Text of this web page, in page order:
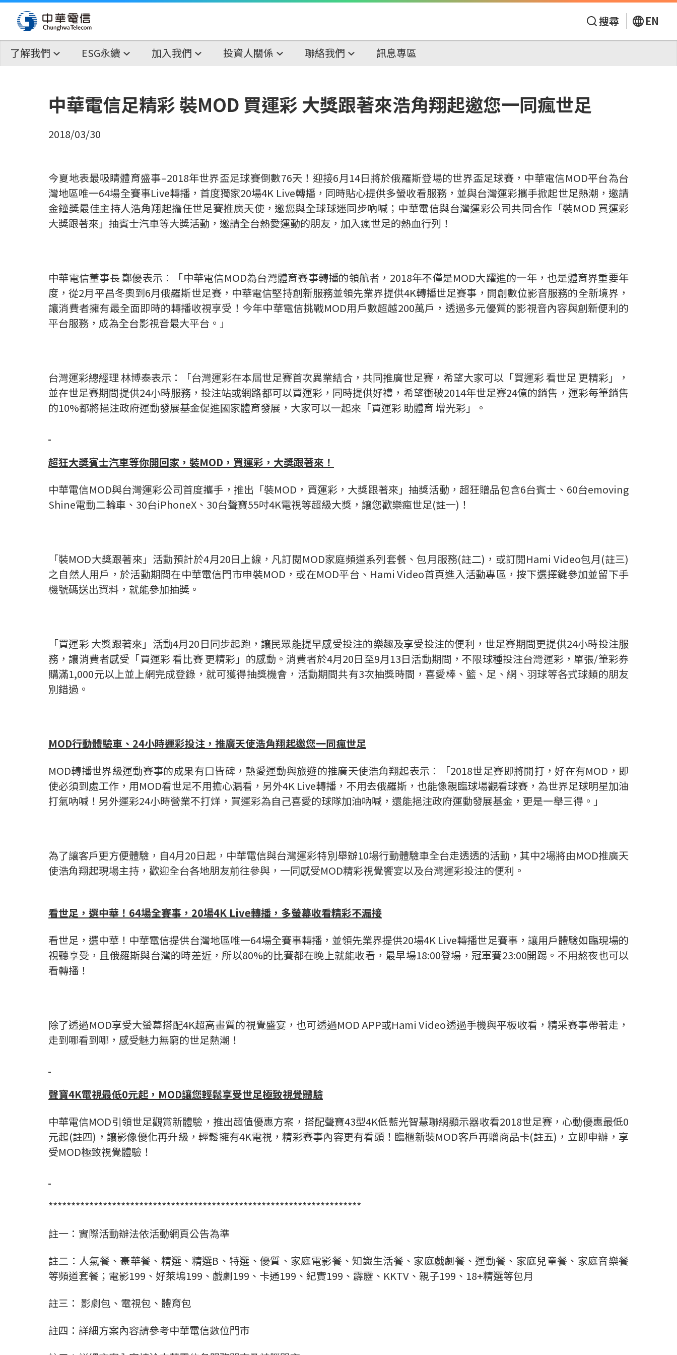
搜尋 EN
了解我們 ESG永續 加入我們 投資人關係 聯絡我們 訊息專區
中華電信足精彩 裝MOD 買運彩 大獎跟著來浩角翔起邀您一同瘋世足
2018/03/30
今夏地表最吸睛體育盛事–2018年世界盃足球賽倒數76天！迎接6月14日將於俄羅斯登場的世界盃足球賽，中華電信MOD平台為台
灣地區唯一64場全賽事Live轉播，首度獨家20場4K Live轉播，同時貼心提供多螢收看服務，並與台灣運彩攜手掀起世足熱潮，邀請
金鐘獎最佳主持人浩角翔起擔任世足賽推廣天使，邀您與全球球迷同步吶喊；中華電信與台灣運彩公司共同合作「裝MOD 買運彩
大獎跟著來」抽賓士汽車等大獎活動，邀請全台熱愛運動的朋友，加入瘋世足的熱血行列！
中華電信董事長 鄭優表示：「中華電信MOD為台灣體育賽事轉播的領航者，2018年不僅是MOD大躍進的一年，也是體育界重要年
度，從2月平昌冬奧到6月俄羅斯世足賽，中華電信堅持創新服務並領先業界提供4K轉播世足賽事，開創數位影音服務的全新境界，
讓消費者擁有最全面即時的轉播收視享受！今年中華電信挑戰MOD用戶數超越200萬戶，透過多元優質的影視音內容與創新便利的
平台服務，成為全台影視音最大平台。」
台灣運彩總經理 林博泰表示：「台灣運彩在本屆世足賽首次異業結合，共同推廣世足賽，希望大家可以「買運彩 看世足 更精彩」，
並在世足賽期間提供24小時服務，投注站或網路都可以買運彩，同時提供好禮，希望衝破2014年世足賽24億的銷售，運彩每筆銷售
的10%都將挹注政府運動發展基金促進國家體育發展，大家可以一起來「買運彩 助體育 增光彩」。
超狂大獎賓士汽車等你開回家，裝MOD ，買運彩，大獎跟著來！
中華電信MOD與台灣運彩公司首度攜手，推出「裝MOD，買運彩，大獎跟著來」抽獎活動，超狂贈品包含6台賓士、60台emoving
Shine電動二輪車、30台iPhoneX、30台聲寶55吋4K電視等超級大獎，讓您歡樂瘋世足(註一)！
「裝MOD大獎跟著來」活動預計於4月20日上線，凡訂閱MOD家庭頻道系列套餐、包月服務(註二)，或訂閱Hami Video包月(註三)
之自然人用戶，於活動期間在中華電信門市申裝MOD，或在MOD平台、Hami Video首頁進入活動專區，按下選擇鍵參加並留下手
機號碼送出資料，就能參加抽獎。
「買運彩 大獎跟著來」活動4月20日同步起跑，讓民眾能提早感受投注的樂趣及享受投注的便利，世足賽期間更提供24小時投注服
務，讓消費者感受「買運彩 看比賽 更精彩」的感動。消費者於4月20日至9月13日活動期間，不限球種投注台灣運彩，單張/筆彩券
購滿1,000元以上並上網完成登錄，就可獲得抽獎機會，活動期間共有3次抽獎時間，喜愛棒、籃、足、網、羽球等各式球類的朋友
別錯過。
MOD行動體驗車、 24小時運彩投注，推廣天使浩角翔起邀您一同瘋世足
MOD轉播世界級運動賽事的成果有口皆碑，熱愛運動與旅遊的推廣天使浩角翔起表示：「2018世足賽即將開打，好在有MOD，即
使必須到處工作，用MOD看世足不用擔心漏看，另外4K Live轉播，不用去俄羅斯，也能像親臨球場觀看球賽，為世界足球明星加油
打氣吶喊！另外運彩24小時營業不打烊，買運彩為自己喜愛的球隊加油吶喊，還能挹注政府運動發展基金，更是一舉三得。」
為了讓客戶更方便體驗，自4月20日起，中華電信與台灣運彩特別舉辦10場行動體驗車全台走透透的活動，其中2場將由MOD推廣天
使浩角翔起現場主持，歡迎全台各地朋友前往參與，一同感受MOD精彩視覺饗宴以及台灣運彩投注的便利。
看世足，選中華！ 64場全賽事， 20場4K Live轉播，多螢幕收看精彩不漏接
看世足，選中華！中華電信提供台灣地區唯一64場全賽事轉播，並領先業界提供20場4K Live轉播世足賽事，讓用戶體驗如臨現場的
視聽享受，且俄羅斯與台灣的時差近，所以80%的比賽都在晚上就能收看，最早場18:00登場，冠軍賽23:00開踢。不用熬夜也可以
看轉播！
除了透過MOD享受大螢幕搭配4K超高畫質的視覺盛宴，也可透過MOD APP或Hami Video透過手機與平板收看，精采賽事帶著走，
走到哪看到哪，感受魅力無窮的世足熱潮！
聲寶4K電視最低0元起， MOD讓您輕鬆享受世足極致視覺體驗
中華電信MOD引領世足觀賞新體驗，推出超值優惠方案，搭配聲寶43型4K低藍光智慧聯網顯示器收看2018世足賽，心動優惠最低0
元起(註四)，讓影像優化再升級，輕鬆擁有4K電視，精彩賽事內容更有看頭！臨櫃新裝MOD客戶再贈商品卡(註五)，立即申辦，享
受MOD極致視覺體驗！
*********************************************************************
註一：實際活動辦法依活動網頁公告為準
註二：人氣餐、豪華餐、精選、精選B、特選、優質、家庭電影餐、知識生活餐、家庭戲劇餐、運動餐、家庭兒童餐、家庭音樂餐
等頻道套餐；電影199、好萊塢199、戲劇199、卡通199、紀實199、霹靂、KKTV、親子199、18+精選等包月
註三： 影劇包、電視包、體育包
註四：詳細方案內容請參考中華電信數位門市